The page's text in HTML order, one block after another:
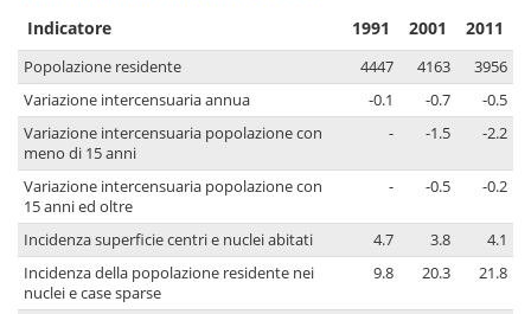
Indicatore 1991 2001 2011
Popolazione residente 4447 4163
3956
Variazione intercensuaria annua
-0.1 -0.7
-0.5
Variazione intercensuaria popolazione con
meno di 15 anni
- -1.5 -2.2
Variazione intercensuaria popolazione con
15 anni ed oltre
- -0.5 -0.2
Incidenza superficie centri e nuclei abitati 4.7 3.8
4.1
Incidenza della popolazione residente nei
nuclei e case sparse
9.8 20.3 21.8